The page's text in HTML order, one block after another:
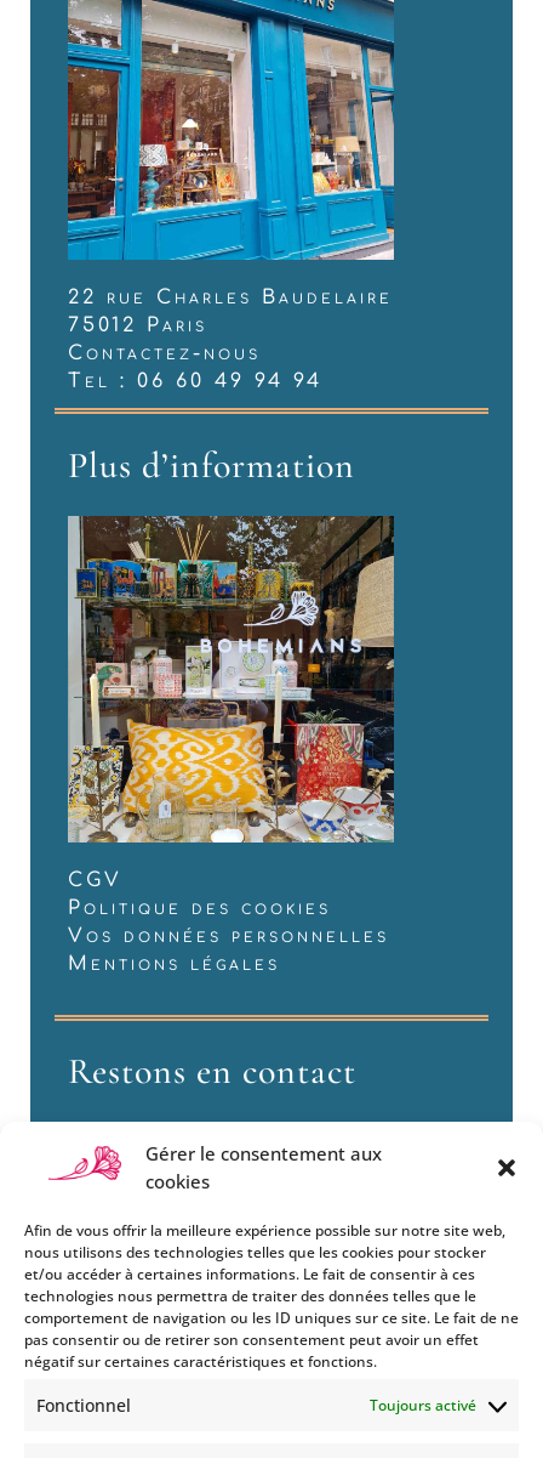
Gérer le consentement aux
cookies
Afin de vous offrir la meilleure expérience possible sur notre site web,
nous utilisons des technologies telles que les cookies pour stocker
et/ou accéder à certaines informations. Le fait de consentir à ces
technologies nous permettra de traiter des données telles que le
comportement de navigation ou les ID uniques sur ce site. Le fait de ne
pas consentir ou de retirer son consentement peut avoir un effet
négatif sur certaines caractéristiques et fonctions.
Fonctionnel Toujours activé
22 rue Charles Baudelaire
75012 Paris
Contactez-nous
Tel : 06 60 49 94 94
Plus d’information
CGV
Politique des cookies
Vos données personnelles
Mentions légales
Restons en contact
Si vous souhaitez être informés
des nouveautés et évènements
que nous organisons
abonnez-vous à notre